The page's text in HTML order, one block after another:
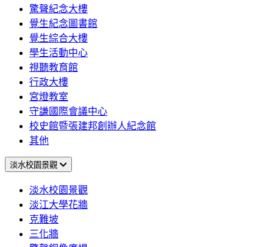
驚聲紀念大樓
覺生紀念圖書館
覺生綜合大樓
學生活動中心
視聽教育館
行政大樓
宮燈教室
守謙國際會議中心
校史館暨張建邦創辦人紀念館
其他
淡水校園景觀
淡水校園景觀
淡江大學花牆
克難坡
三化牆